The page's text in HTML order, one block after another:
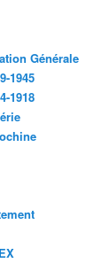
Générale
1945
1918